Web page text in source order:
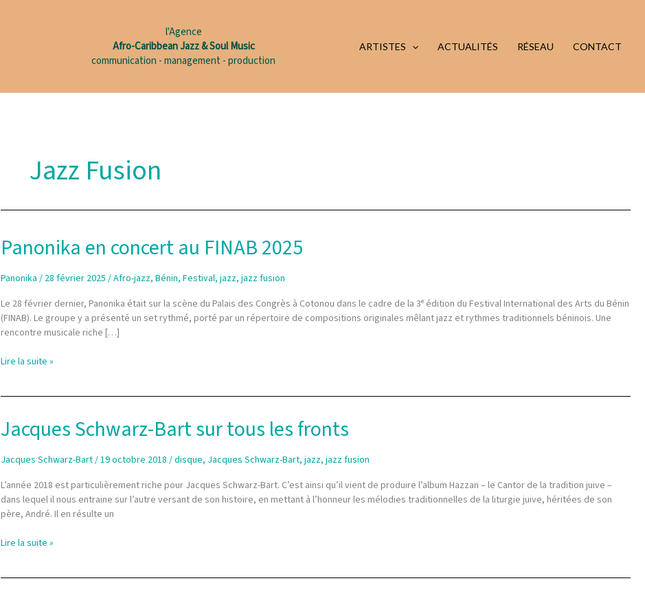
l'Agence
Afro-Caribbean Jazz & Soul Music
communication - management - production
ARTISTES ACTUALITÉS RÉSEAU CONTACT
Jazz Fusion
Panonika en concert au FINAB 2025
Panonika / 28 février 2025 /Afro-jazz, Bénin, Festival, jazz, jazz fusion
Le 28 février dernier, Panonika était sur la scène du Palais des Congrès à Cotonou dans le cadre de la 3ᵉ édition du Festival International des Arts du Bénin
(FINAB). Le groupe y a présenté un set rythmé, porté par un répertoire de compositions originales mêlant jazz et rythmes traditionnels béninois. Une
rencontre musicale riche […]
Panonika
2025
Lire la suite »
Jacques Schwarz-Bart sur tous les fronts
Jacques Schwarz-Bart/19 octobre 2018 /disque, Jacques Schwarz-Bart, jazz, jazz fusion
L’année 2018 est particulièrement riche pour Jacques Schwarz-Bart. C’est ainsi qu’il vient de produire l’album Hazzan – le Cantor de la tradition juive –
dans lequel il nous entraine sur l’autre versant de son histoire, en mettant à l’honneur les mélodies traditionnelles de la liturgie juive, héritées de son
père, André. Il en résulte un
Jacques
Lire la suite »